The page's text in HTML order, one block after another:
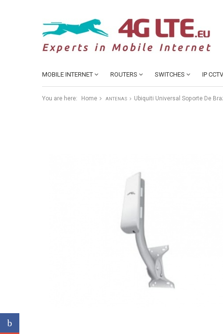
MOBILE INTERNET ROUTERS SWITCHES IP CCTV
You are here: Home ANTENAS Ubiquiti Universal Soporte De